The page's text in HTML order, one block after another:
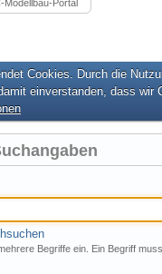
Modellbau-Portal
Cookies. Durch die
einverstanden, dass wir
Begriffe ein. Ein Begriff